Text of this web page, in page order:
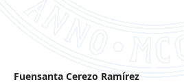
Fuensanta Cerezo Ramírez